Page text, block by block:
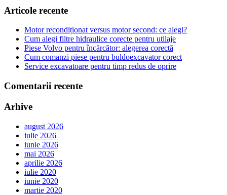
Articole recente
Motor recondiționat versus motor second: ce alegi?
Cum alegi filtre hidraulice corecte pentru utilaje
Piese Volvo pentru încărcător: alegerea corectă
Cum comanzi piese pentru buldoexcavator corect
Service excavatoare pentru timp redus de oprire
Comentarii recente
Arhive
august 2026
iulie 2026
iunie 2026
mai 2026
aprilie 2026
iulie 2020
iunie 2020
martie 2020